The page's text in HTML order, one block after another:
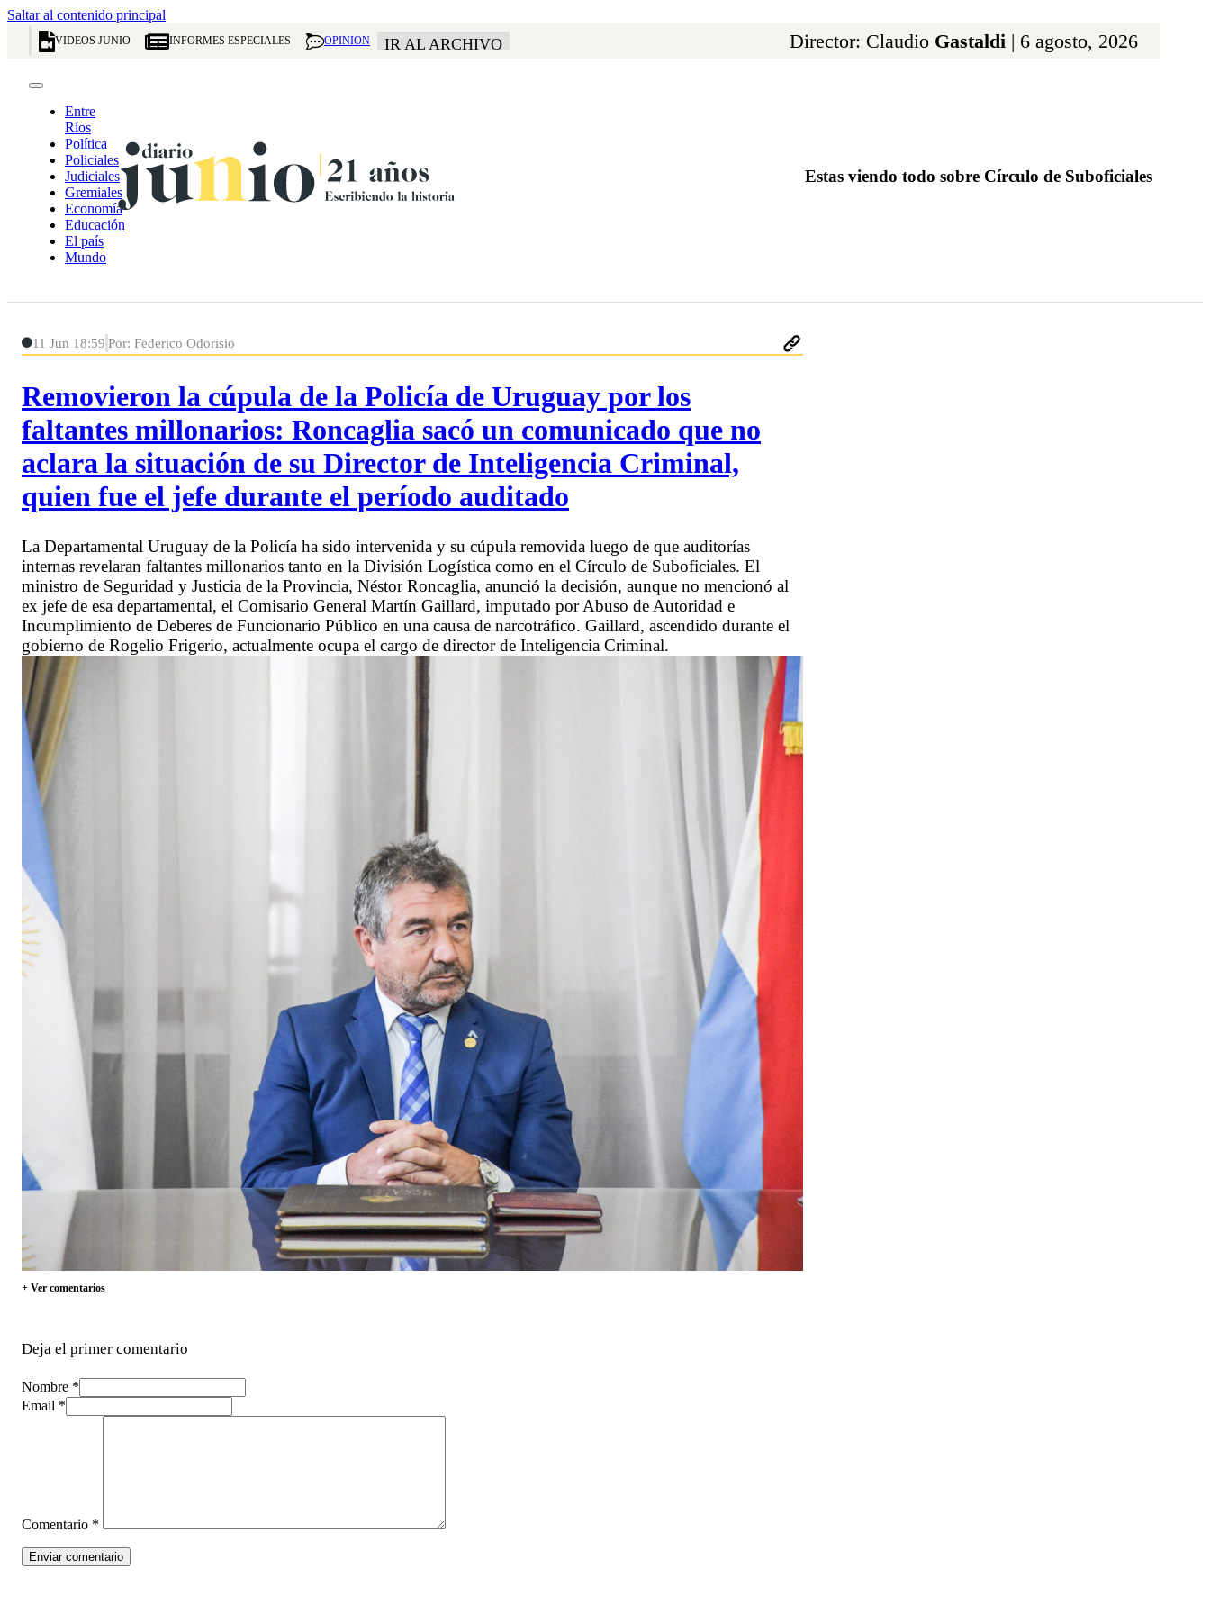
Saltar al contenido principal
VIDEOS JUNIO INFORMES ESPECIALES OPINION IR AL ARCHIVO Director: Claudio Gastaldi | 6 agosto, 2026
Entre
Ríos
Política
Policiales
Judiciales
Gremiales
Economía
Educación
El país
Mundo
Estas viendo todo sobre Círculo de Suboficiales
11 Jun 18:59 Por: Federico Odorisio
Removieron la cúpula de la Policía de Uruguay por los
faltantes millonarios: Roncaglia sacó un comunicado que no
aclara la situación de su Director de Inteligencia Criminal,
quien fue el jefe durante el período auditado
La Departamental Uruguay de la Policía ha sido intervenida y su cúpula removida luego de que auditorías
internas revelaran faltantes millonarios tanto en la División Logística como en el Círculo de Suboficiales. El
ministro de Seguridad y Justicia de la Provincia, Néstor Roncaglia, anunció la decisión, aunque no mencionó al
ex jefe de esa departamental, el Comisario General Martín Gaillard, imputado por Abuso de Autoridad e
Incumplimiento de Deberes de Funcionario Público en una causa de narcotráfico. Gaillard, ascendido durante el
gobierno de Rogelio Frigerio, actualmente ocupa el cargo de director de Inteligencia Criminal.
+ Ver comentarios
Deja el primer comentario
Nombre *
Email *
Comentario *